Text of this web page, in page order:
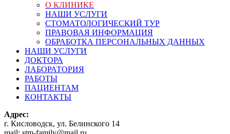
О КЛИНИКЕ
НАШИ УСЛУГИ
СТОМАТОЛОГИЧЕСКИЙ ТУР
ПРАВОВАЯ ИНФОРМАЦИЯ
ОБРАБОТКА ПЕРСОНАЛЬНЫХ ДАННЫХ
НАШИ УСЛУГИ
ДОКТОРА
ЛАБОРАТОРИЯ
РАБОТЫ
ПАЦИЕНТАМ
КОНТАКТЫ
Адрес:
г. Кисловодск, ул. Белинского 14